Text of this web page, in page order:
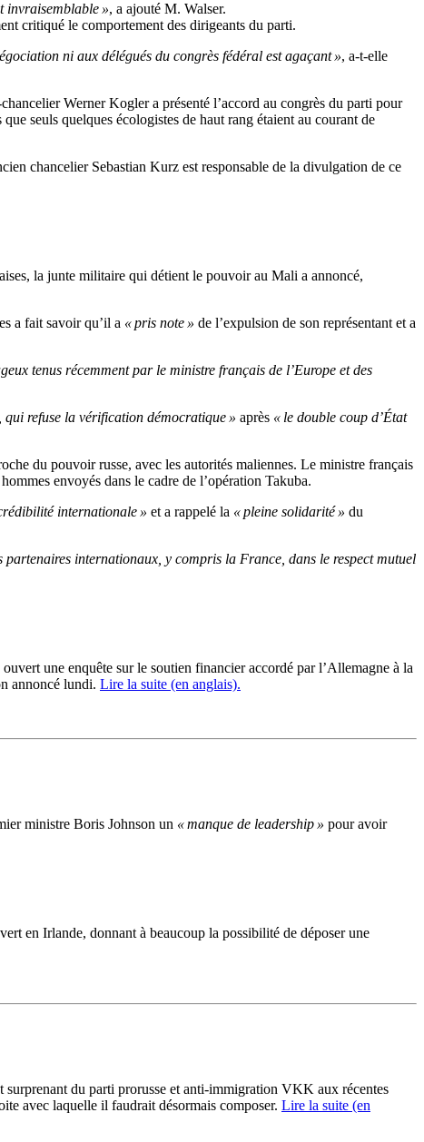
invraisemblable », a ajouté M. Walser.
critiqué le comportement des dirigeants du parti.
ni aux délégués du congrès fédéral est agaçant », a-t-elle
Werner Kogler a présenté l’accord au congrès du parti pour
seuls quelques écologistes de haut rang étaient au courant de
chancelier Sebastian Kurz est responsable de la divulgation de ce
la junte militaire qui détient le pouvoir au Mali a annoncé,
a fait savoir qu’il a « pris note » de l’expulsion de son représentant et a
tenus récemment par le ministre français de l’Europe et des
refuse la vérification démocratique » après « le double coup d’État
du pouvoir russe, avec les autorités maliennes. Le ministre français
envoyés dans le cadre de l’opération Takuba.
internationale » et a rappelé la « pleine solidarité » du
internationaux, y compris la France, dans le respect mutuel
une enquête sur le soutien financier accordé par l’Allemagne à la
annoncé lundi. Lire la suite (en anglais).
ministre Boris Johnson un « manque de leadership » pour avoir
en Irlande, donnant à beaucoup la possibilité de déposer une
surprenant du parti prorusse et anti-immigration VKK aux récentes
avec laquelle il faudrait désormais composer. Lire la suite (en